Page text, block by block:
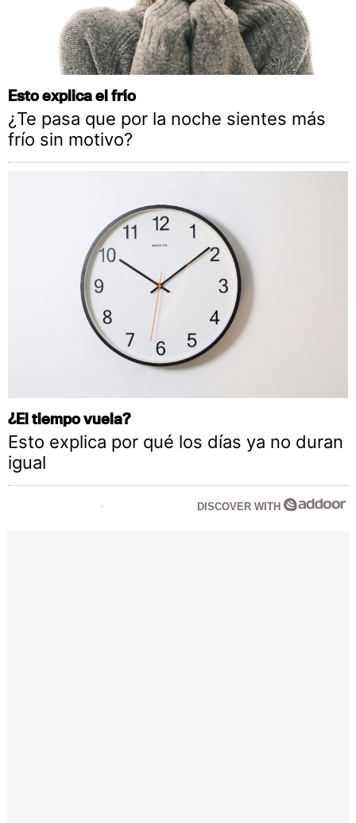
Esto explica el frío
¿Te pasa que por la noche sientes más
frío sin motivo?
¿El tiempo vuela?
Esto explica por qué los días ya no duran
igual
DISCOVER WITH